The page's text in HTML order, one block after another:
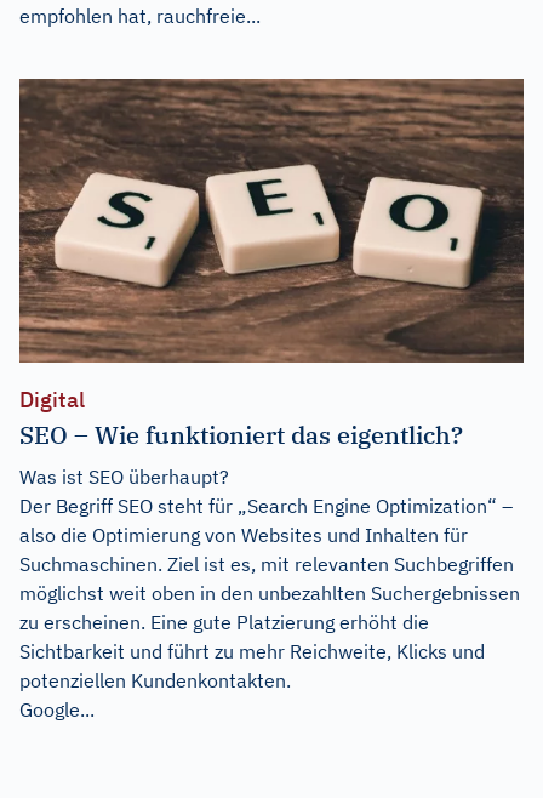
empfohlen hat, rauchfreie...
Digital
SEO – Wie funktioniert das eigentlich?
Was ist SEO überhaupt?
Der Begriff SEO steht für „Search Engine Optimization“ –
also die Optimierung von Websites und Inhalten für
Suchmaschinen. Ziel ist es, mit relevanten Suchbegriffen
möglichst weit oben in den unbezahlten Suchergebnissen
zu erscheinen. Eine gute Platzierung erhöht die
Sichtbarkeit und führt zu mehr Reichweite, Klicks und
potenziellen Kundenkontakten.
Google...